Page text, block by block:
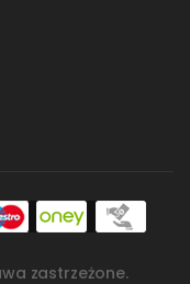
zastrzeżone.